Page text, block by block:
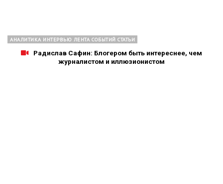
АНАЛИТИКА ИНТЕРВЬЮ ЛЕНТА СОБЫТИЙ СТАТЬИ
Радислав Сафин: Блогером быть интереснее, чем
журналистом и иллюзионистом